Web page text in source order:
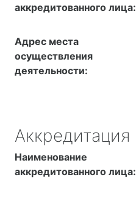
аккредитованного лица:
Адрес места
осуществления
деятельности:
Аккредитация
Наименование
аккредитованного лица: